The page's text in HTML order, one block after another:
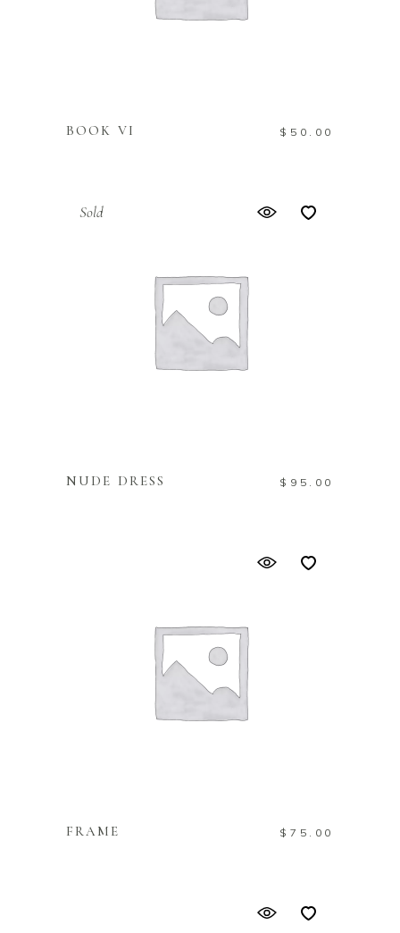
BOOK VI $ 50.00
Sold
NUDE DRESS $ 95.00
FRAME $ 75.00